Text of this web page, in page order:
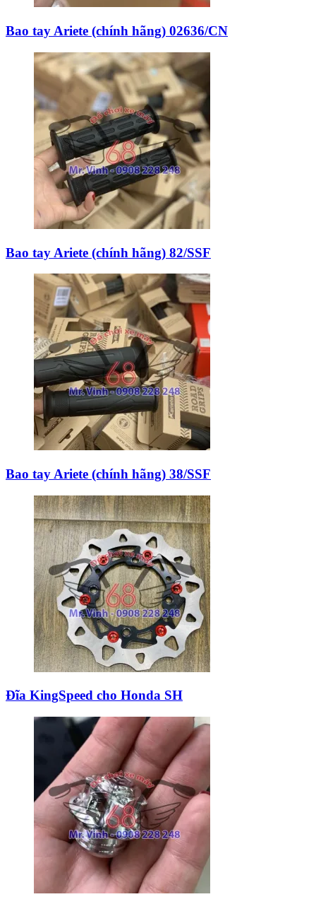
Bao tay Ariete (chính hãng) 02636/CN
Bao tay Ariete (chính hãng) 82/SSF
Bao tay Ariete (chính hãng) 38/SSF
Đĩa KingSpeed cho Honda SH